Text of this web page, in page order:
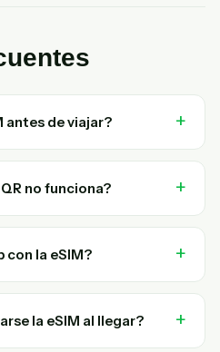
antes de viajar?
no funciona?
con la eSIM?
la eSIM al llegar?